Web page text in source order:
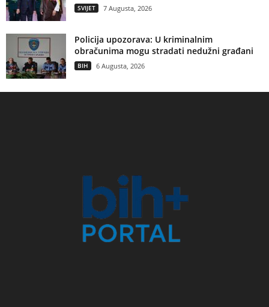
SVIJET 7 Augusta, 2026
Policija upozorava: U kriminalnim
obračunima mogu stradati nedužni građani
BIH 6 Augusta, 2026